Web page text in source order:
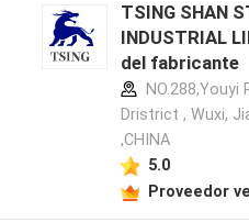
TSING SHAN
INDUSTRIAL
del fabricante
NO.288,Youyi
Dristrict , Wuxi,
,CHINA
5.0
Proveedor